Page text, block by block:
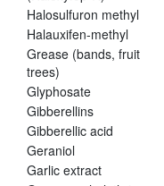
Halosulfuron methyl
Halauxifen-methyl
Grease (bands, fruit
trees)
Glyphosate
Gibberellins
Gibberellic acid
Geraniol
Garlic extract